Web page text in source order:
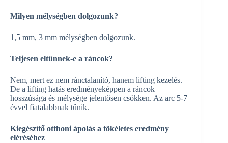
Milyen mélységben dolgozunk?
1,5 mm, 3 mm mélységben dolgozunk.
Teljesen eltünnek-e a ráncok?
Nem, mert ez nem ránctalanító, hanem lifting kezelés.
De a lifting hatás eredményeképpen a ráncok
hosszúsága és mélysége jelentősen csökken. Az arc 5-7
évvel fiatalabbnak tűnik.
Kiegészítő otthoni ápolás a tökéletes eredmény
eléréséhez